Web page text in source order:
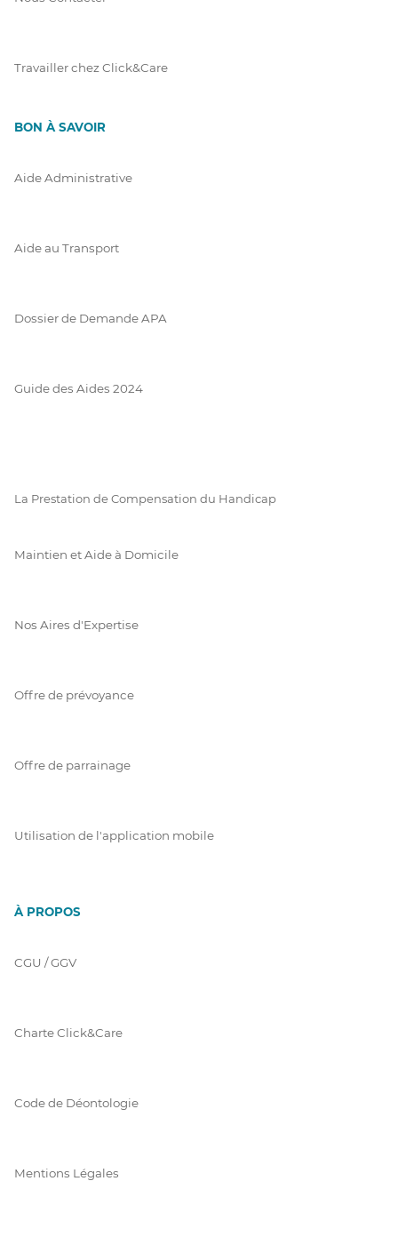
Travailler chez Click&Care
BON À SAVOIR
Aide Administrative
Aide au Transport
Dossier de Demande APA
Guide des Aides 2024
La Prestation de Compensation du Handicap
Maintien et Aide à Domicile
Nos Aires d'Expertise
Offre de prévoyance
Offre de parrainage
Utilisation de l'application mobile
À PROPOS
CGU / GGV
Charte Click&Care
Code de Déontologie
Mentions Légales